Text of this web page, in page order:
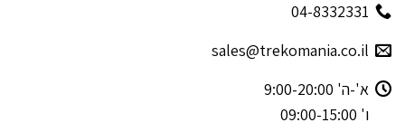
04-8332331
sales@trekomania.co.il
א'-ה' 9:00-20:00
ו' 09:00-15:00